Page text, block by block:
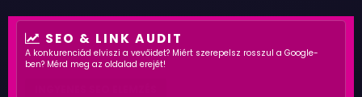
SEO & LINK AUDIT
A konkurenciád elviszi a vevőidet? Miért szerepelsz rosszul a Google-
ben? Mérd meg az oldalad erejét!